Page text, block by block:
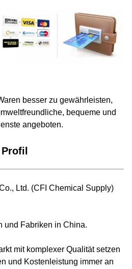
besser zu gewährleisten,
bequeme und
angeboten.
Ltd. (CFI Chemical Supply)
und Fabriken in China.
mit komplexer Qualität setzen
und Kostenleistung immer an